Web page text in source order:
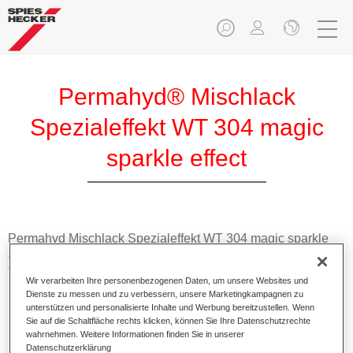
Permahyd® Mischlack
Spezialeffekt WT 304 magic
sparkle effect
Permahyd Mischlack Spezialeffekt WT 304 magic sparkle
effect eignet sich für die Ausmischung von Permahyd Hi-
TEC Basislack 480 und Permahyd Basislack 286.
Produktmerkmale
Einfach und schnell zu verarbeiten.
Bietet eine hohe Farbtongenauigkeit und gleichmäßige
Wir verarbeiten Ihre personenbezogenen Daten, um unsere Websites und
Dienste zu messen und zu verbessern, unsere Marketingkampagnen zu
unterstützen und personalisierte Inhalte und Werbung bereitzustellen. Wenn
Sie auf die Schaltfläche rechts klicken, können Sie Ihre Datenschutzrechte
wahrnehmen. Weitere Informationen finden Sie in unserer
Datenschutzerklärung